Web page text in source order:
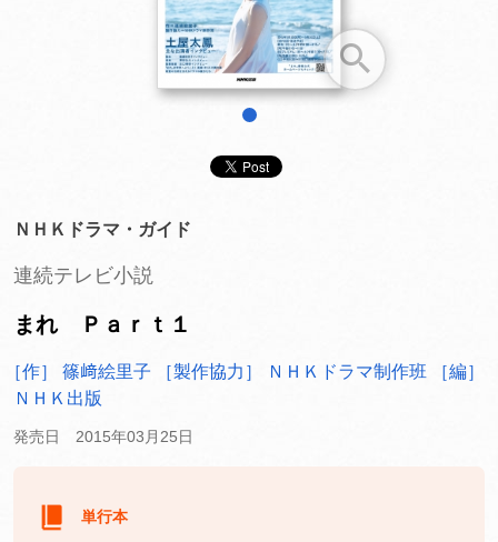
他にも商品を買う
ＮＨＫドラマ・ガイド
連続テレビ小説
まれ Ｐａｒｔ１
［作］ 篠﨑絵里子 ［製作協力］ ＮＨＫドラマ制作班
［編］
ＮＨＫ出版
発売日 2015年03月25日
単行本